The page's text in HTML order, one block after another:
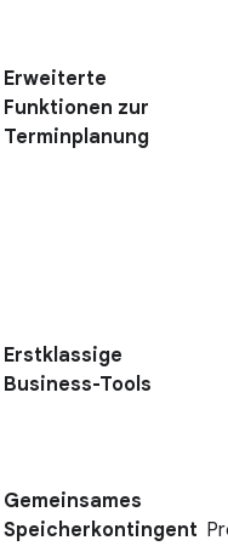
Erweiterte
Funktionen zur
Terminplanung
Erstklassige
Business-Tools
Gemeinsames
Speicherkontingent